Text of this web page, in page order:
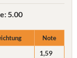
5.00
Note
1,59